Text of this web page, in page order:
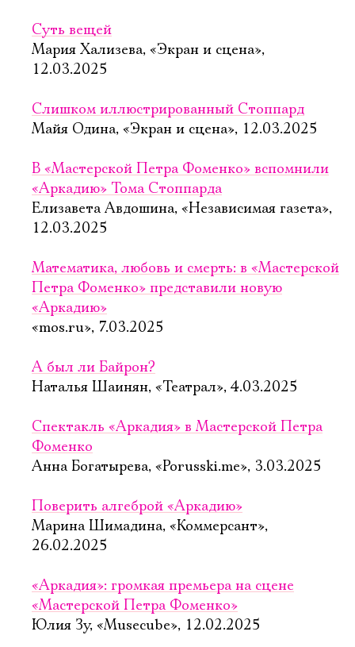
Суть вещей
Мария Хализева, «Экран и сцена»,
12.03.2025
Слишком иллюстрированный Стоппард
Майя Одина, «Экран и сцена», 12.03.2025
В «Мастерской Петра Фоменко» вспомнили
«Аркадию» Тома Стоппарда
Елизавета Авдошина, «Независимая газета»,
12.03.2025
Математика, любовь и смерть: в «Мастерской
Петра Фоменко» представили новую
«Аркадию»
«mos.ru», 7.03.2025
А был ли Байрон?
Наталья Шаинян, «Театрал», 4.03.2025
Спектакль «Аркадия» в Мастерской Петра
Фоменко
Анна Богатырева, «Porusski.me», 3.03.2025
Поверить алгеброй «Аркадию»
Марина Шимадина, «Коммерсант»,
26.02.2025
«Аркадия»: громкая премьера на сцене
«Мастерской Петра Фоменко»
Юлия Зу, «Musecube», 12.02.2025